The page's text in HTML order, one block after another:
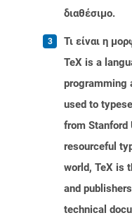
διαθέσιμο.
Τι είναι η
TeX is a
programming
used to
from Stanford
resourceful
world, TeX is
and
technical